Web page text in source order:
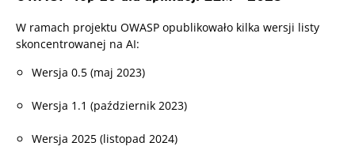
W ramach projektu OWASP opublikowało kilka wersji listy
skoncentrowanej na AI:
Wersja 0.5 (maj 2023)
Wersja 1.1 (październik 2023)
Wersja 2025 (listopad 2024)